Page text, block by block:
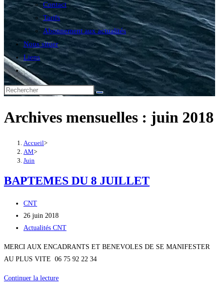
Contact
Tarifs
Abonnement aux actualités
Nous situer
Liens
Toggle
website
search
Archives mensuelles : juin 2018
Accueil>
AM>
Juin
BAPTEMES DU 8 JUILLET
Auteur/autrice
de
la
CNT
Publication
publiée :
26 juin 2018
Post
Actualités CNT
MERCI AUX ENCADRANTS ET BENEVOLES DE SE MANIFESTER
AU PLUS VITE 06 75 92 22 34
Continuer la lectureBAPTEMES